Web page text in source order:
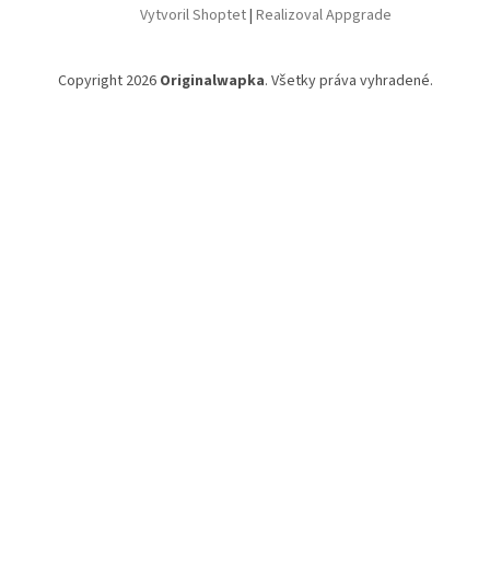
Vytvoril Shoptet| Realizoval Appgrade
Copyright 2026 Originalwapka. Všetky práva vyhradené.